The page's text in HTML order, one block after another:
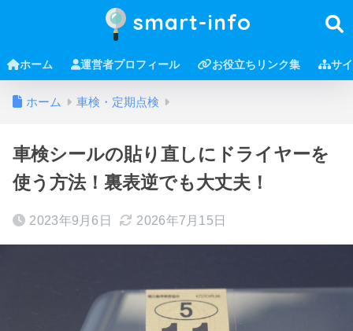
smart-info
ホーム 運営者プロフィール お役立ちリンク集 サ
ホーム 車検・定期点検
車検シールの貼り直しにドライヤーを
使う方法！裏表逆でも大丈夫！
2023年9月6日 2026年7月15日